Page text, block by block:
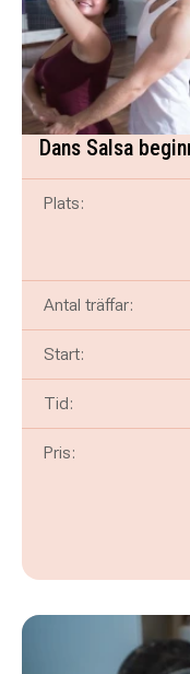
Dans Salsa
Plats:
Antal träffar:
Start:
Tid:
Pris: